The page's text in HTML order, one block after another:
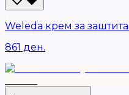
Weleda крем за
861 ден.